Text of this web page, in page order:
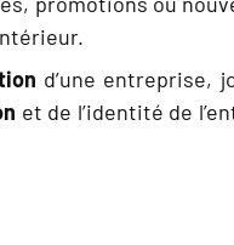
d’une entreprise,
et de l’identité de